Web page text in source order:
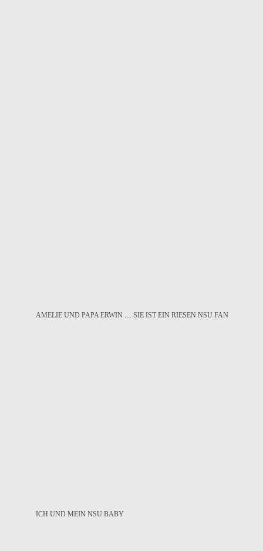
AMELIE UND PAPA ERWIN .... SIE IST EIN RIESEN NSU FAN
ICH UND MEIN NSU BABY